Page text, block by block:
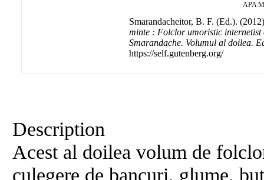
APA
Smarandacheitor, B. F. (Ed.).
minte : Folclor umoristic internetist
Smarandache. Volumul al doilea.
https://self.gutenberg.org/
Description
Acest al doilea volum de
culegere de bancuri, glume,